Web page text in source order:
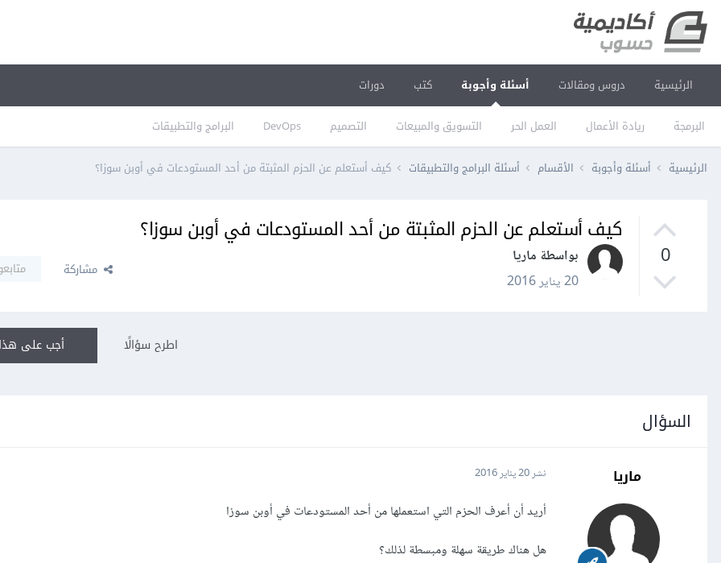
الرئيسية دروس ومقالات أسئلة وأجوبة
البرمجة ريادة الأعمال العمل الحر التسويق والمبيعات التصميم DevOps البرامج والتطبيقات
كتب دورات
الرئيسية أسئلة وأجوبة الأقسام أسئلة البرامج والتطبيقات كيف أستعلم عن الحزم المثبتة من أحد المستودعات في أوبن سوزا؟
0
كيف أستعلم عن الحزم المثبتة من أحد المستودعات في أوبن سوزا؟
بواسطة ماريا
20 يناير 2016
مشاركة
أجب على اطرح سؤالًا
السؤال
ماريا نشر20 يناير 2016
أريد أن أعرف الحزم التي استعملها من أحد المستودعات في أوبن سوزا
هل هناك طريقة سهلة ومبسطة لذلك؟